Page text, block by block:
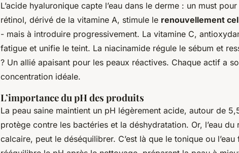
L’acide hyaluronique capte l’eau dans le derme : un must
rétinol, dérivé de la vitamine A, stimule le renouvellement
- mais à introduire progressivement. La vitamine C,
fatigue et unifie le teint. La niacinamide régule le sébum et
? Un allié apaisant pour les peaux réactives. Chaque actif a
concentration idéale.
L’importance du pH des produits
La peau saine maintient un pH légèrement acide, autour de
protège contre les bactéries et la déshydratation. Or, l’eau
calcaire, peut le déséquilibrer. C’est là que le tonique ou